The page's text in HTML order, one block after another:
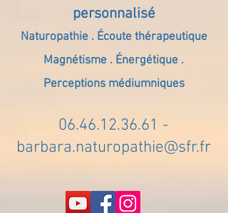
personnalisé
Naturopathie . Écoute thérapeutique
Magnétisme . Énergétique .
Perceptions médiumniques
06.46.12.36.61 -
barbara.naturopathie@sfr.fr